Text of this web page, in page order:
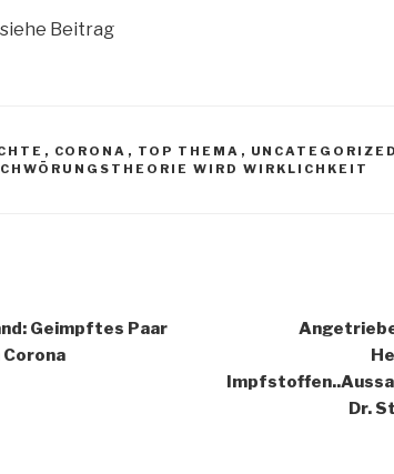
Beitrag
, CORONA , TOP THEMA , UNCATEGORIZED
WIRD WIRKLICHKEIT
Geimpftes Paar
Dr.